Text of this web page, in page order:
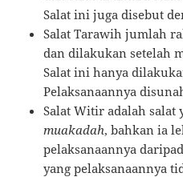
Salat ini juga disebut
Salat Tarawih jumlah
dan dilakukan setelah
Salat ini hanya
Pelaksanaannya
Salat Witir adalah
muakadah, bahkan ia
pelaksanaannya
yang pelaksanaannya